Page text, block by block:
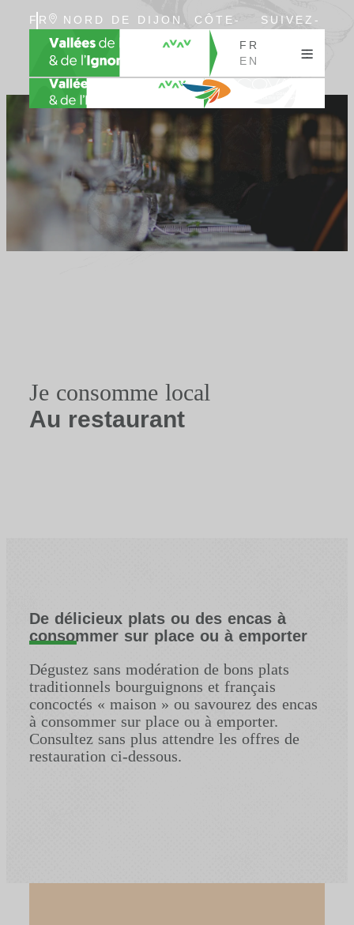
FR
EN
NORD DE DIJON, CÔTE-
D’OR, BOURGOGNE
SUIVEZ-
FR
EN
Je consomme local
Au restaurant
De délicieux plats ou des encas à
consommer sur place ou à emporter
Dégustez sans modération de bons plats
traditionnels bourguignons et français
concoctés « maison » ou savourez des encas
à consommer sur place ou à emporter.
Consultez sans plus attendre les offres de
restauration ci-dessous.